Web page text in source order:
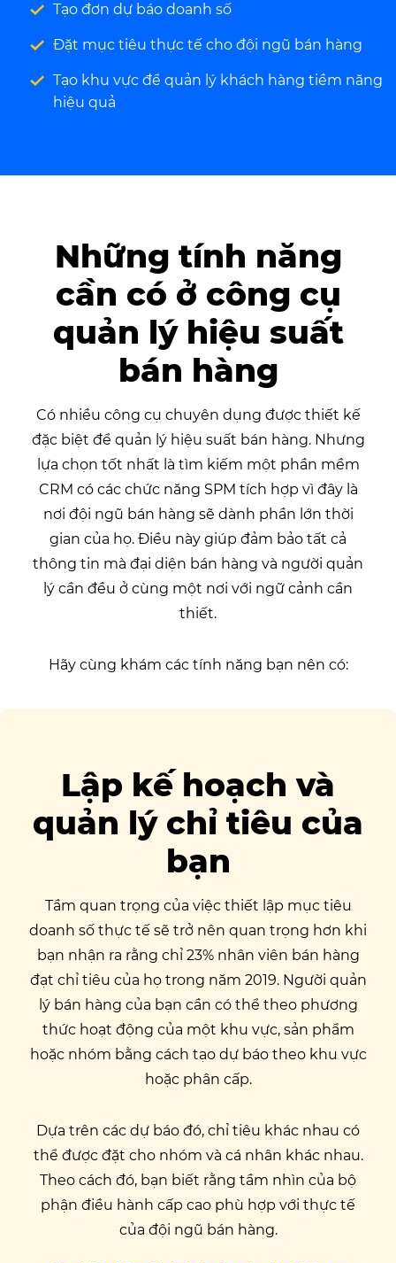
Tạo đơn dự báo doanh số
Đặt mục tiêu thực tế cho đội ngũ bán hàng
Tạo khu vực để quản lý khách hàng tiềm năng
hiệu quả
Những tính năng
cần có ở công cụ
quản lý hiệu suất
bán hàng
Có nhiều công cụ chuyên dụng được thiết kế
đặc biệt để quản lý hiệu suất bán hàng. Nhưng
lựa chọn tốt nhất là tìm kiếm một phần mềm
CRM có các chức năng SPM tích hợp vì đây là
nơi đội ngũ bán hàng sẽ dành phần lớn thời
gian của họ. Điều này giúp đảm bảo tất cả
thông tin mà đại diện bán hàng và người quản
lý cần đều ở cùng một nơi với ngữ cảnh cần
thiết.
Hãy cùng khám các tính năng bạn nên có:
Lập kế hoạch và
quản lý chỉ tiêu của
bạn
Tầm quan trọng của việc thiết lập mục tiêu
doanh số thực tế sẽ trở nên quan trọng hơn khi
bạn nhận ra rằng chỉ 23% nhân viên bán hàng
đạt chỉ tiêu của họ trong năm 2019. Người quản
lý bán hàng của bạn cần có thể theo phương
thức hoạt động của một khu vực, sản phẩm
hoặc nhóm bằng cách tạo dự báo theo khu vực
hoặc phân cấp.
Dựa trên các dự báo đó, chỉ tiêu khác nhau có
thể được đặt cho nhóm và cá nhân khác nhau.
Theo cách đó, bạn biết rằng tầm nhìn của bộ
phận điều hành cấp cao phù hợp với thực tế
của đội ngũ bán hàng.